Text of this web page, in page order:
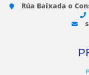
Rúa Baixada o